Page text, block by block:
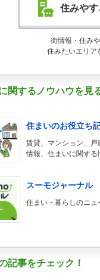
住みやす
街情報・住み
住みたいエリア
関するノウハウを見
住まいのお役立ち
賃貸、マンション、
情報、住まいに関す
スーモジャーナル
住まい・暮らしのニ
記事をチェック！